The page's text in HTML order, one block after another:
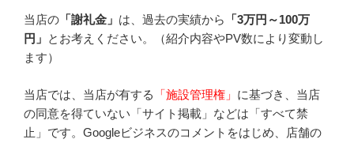
当店の 「謝礼金」 は、過去の実績から
「3万円～100万
円」 とお考えください。（紹介内容やPV数により変動し
ます）
当店では、当店が有する 「施設管理権」 に基づき、当店
の同意を得ていない「サイト掲載」などは「すべて禁
止」です。Googleビジネスのコメントをはじめ、店舗の